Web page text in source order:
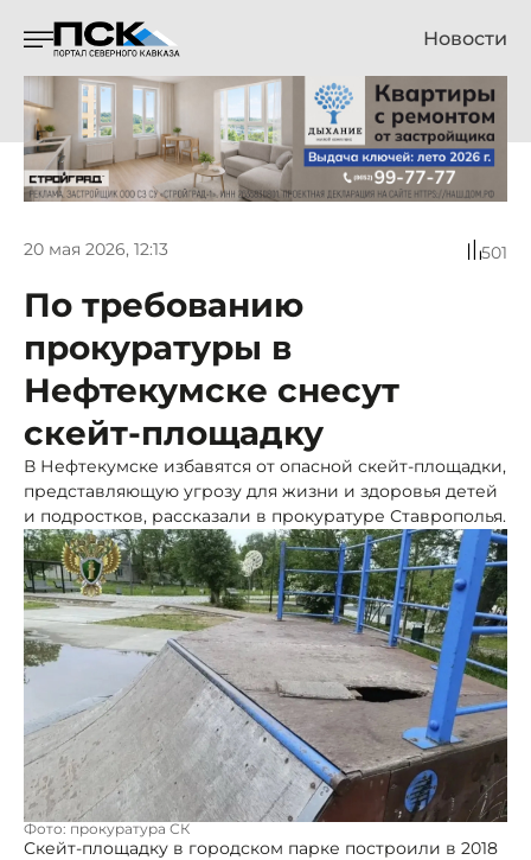
Новости
20 мая 2026, 12:13 501
По требованию
прокуратуры в
Нефтекумске снесут
скейт-площадку
В Нефтекумске избавятся от опасной скейт-площадки,
представляющую угрозу для жизни и здоровья детей
и подростков, рассказали в прокуратуре Ставрополья.
Фото: прокуратура СК
Скейт-площадку в городском парке построили в 2018